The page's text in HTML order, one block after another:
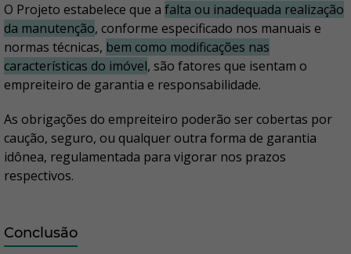
O Projeto estabelece que a falta ou inadequada realização
da manutenção, conforme especificado nos manuais e
normas técnicas, bem como modificações nas
características do imóvel, são fatores que isentam o
empreiteiro de garantia e responsabilidade.
As obrigações do empreiteiro poderão ser cobertas por
caução, seguro, ou qualquer outra forma de garantia
idônea, regulamentada para vigorar nos prazos
respectivos.
Conclusão